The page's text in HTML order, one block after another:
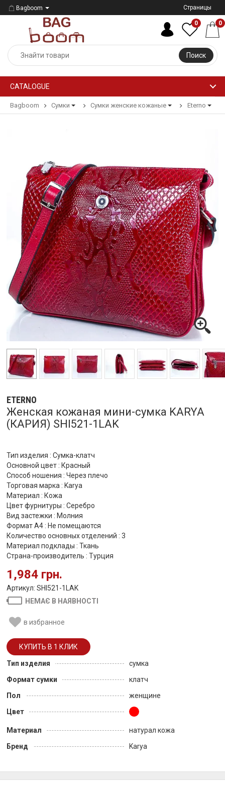
Bagboom Страницы
Поиск
0 0
CATALOGUE
Bagboom Сумки Сумки женские кожаные Eterno
ETERNO
Женская кожаная мини-сумка KARYA
(КАРИЯ) SHI521-1LAK
Тип изделия : Сумка-клатч
Основной цвет : Красный
Способ ношения : Через плечо
Торговая марка : Karya
Материал : Кожа
Цвет фурнитуры : Серебро
Вид застежки : Молния
Формат А4 : Не помещаются
Количество основных отделений : 3
Материал подклады : Ткань
Страна-производитель : Турция
1,984 грн.
Артикул: SHI521-1LAK
НЕМАЄ В НАЯВНОСТІ
в избранное
Тип изделия
сумка
Формат сумки
клатч
Пол
женщине
Цвет
Материал
натурал кожа
Бренд
Karya